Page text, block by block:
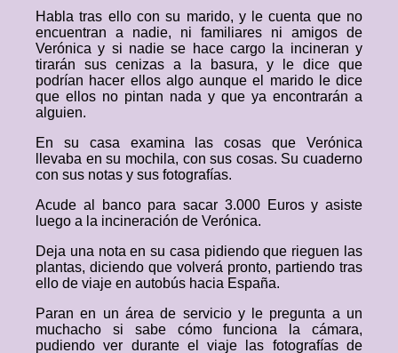
Habla tras ello con su marido, y le cuenta que no
encuentran a nadie, ni familiares ni amigos de
Verónica y si nadie se hace cargo la incineran y
tirarán sus cenizas a la basura, y le dice que
podrían hacer ellos algo aunque el marido le dice
que ellos no pintan nada y que ya encontrarán a
alguien.
En su casa examina las cosas que Verónica
llevaba en su mochila, con sus cosas. Su cuaderno
con sus notas y sus fotografías.
Acude al banco para sacar 3.000 Euros y asiste
luego a la incineración de Verónica.
Deja una nota en su casa pidiendo que rieguen las
plantas, diciendo que volverá pronto, partiendo tras
ello de viaje en autobús hacia España.
Paran en un área de servicio y le pregunta a un
muchacho si sabe cómo funciona la cámara,
pudiendo ver durante el viaje las fotografías de